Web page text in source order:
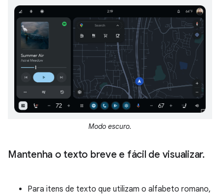
Modo escuro.
Mantenha o texto breve e fácil de visualizar.
Para itens de texto que utilizam o alfabeto romano,